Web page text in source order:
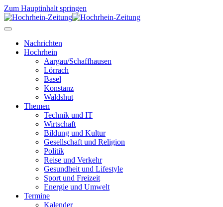
Zum Hauptinhalt springen
Nachrichten
Hochrhein
Aargau/Schaffhausen
Lörrach
Basel
Konstanz
Waldshut
Themen
Technik und IT
Wirtschaft
Bildung und Kultur
Gesellschaft und Religion
Politik
Reise und Verkehr
Gesundheit und Lifestyle
Sport und Freizeit
Energie und Umwelt
Termine
Kalender